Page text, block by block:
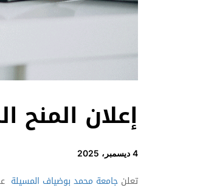
إعلان المنح
4 ديسمبر، 2025
تعلن جامعة محمد بوضياف المسيلة